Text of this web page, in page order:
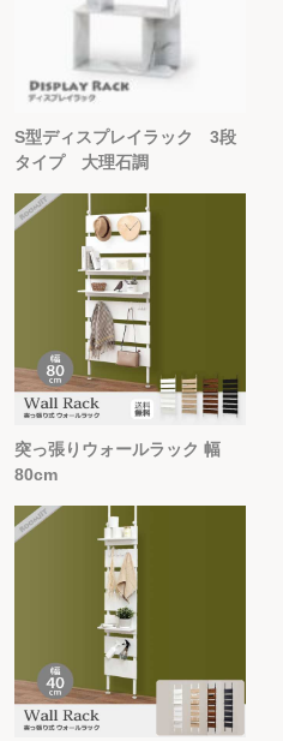
S型ディスプレイラック 3段
タイプ 大理石調
突っ張りウォールラック 幅
80cm